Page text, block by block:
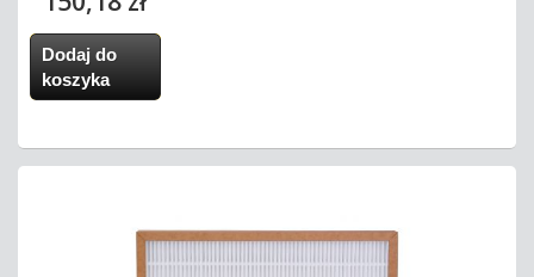
Dodaj do
koszyka